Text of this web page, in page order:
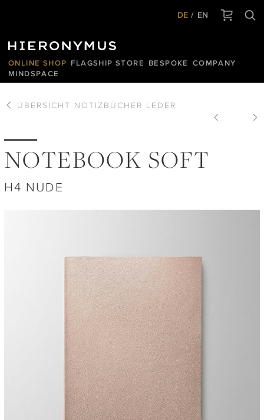
DE EN
ONLINE SHOP FLAGSHIP STORE BESPOKE
COMPANY
MINDSPACE
ÜBERSICHT NOTIZBÜCHER LEDER
NOTEBOOK SOFT
H4 NUDE